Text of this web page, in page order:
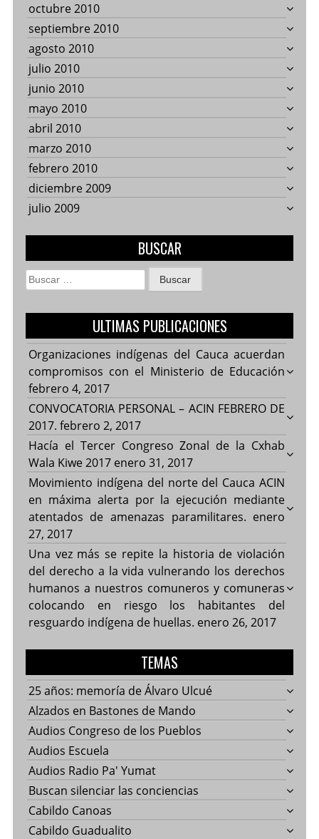
octubre 2010
septiembre 2010
agosto 2010
julio 2010
junio 2010
mayo 2010
abril 2010
marzo 2010
febrero 2010
diciembre 2009
julio 2009
BUSCAR
Buscar:
ULTIMAS PUBLICACIONES
Organizaciones indígenas del Cauca acuerdan
compromisos con el Ministerio de Educación
febrero 4, 2017
CONVOCATORIA PERSONAL – ACIN FEBRERO DE
2017. febrero 2, 2017
Hacía el Tercer Congreso Zonal de la Cxhab
Wala Kiwe 2017 enero 31, 2017
Movimiento indígena del norte del Cauca ACIN
en máxima alerta por la ejecución mediante
atentados de amenazas paramilitares. enero
27, 2017
Una vez más se repite la historia de violación
del derecho a la vida vulnerando los derechos
humanos a nuestros comuneros y comuneras
colocando en riesgo los habitantes del
resguardo indígena de huellas. enero 26, 2017
TEMAS
25 años: memoría de Álvaro Ulcué
Alzados en Bastones de Mando
Audios Congreso de los Pueblos
Audios Escuela
Audios Radio Pa' Yumat
Buscan silenciar las conciencias
Cabildo Canoas
Cabildo Guadualito